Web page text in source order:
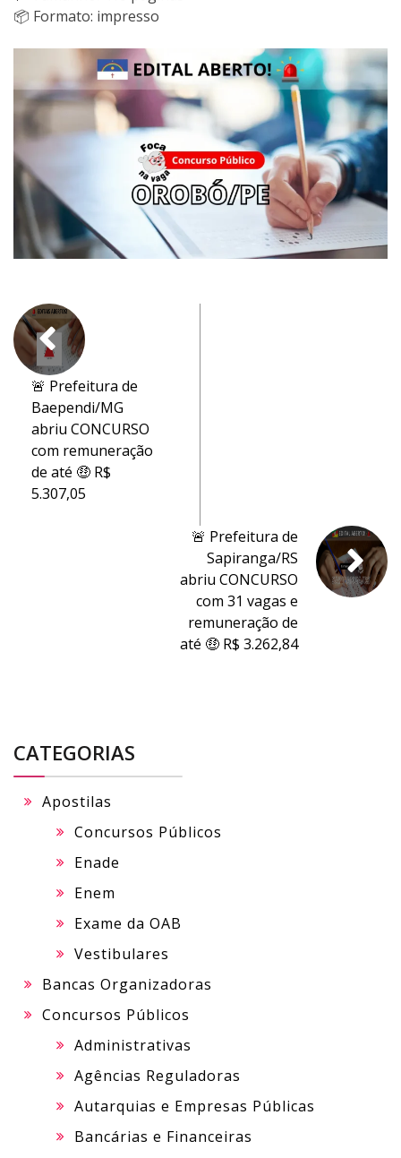
📦 Formato: impresso
🚨 Prefeitura de
Baependi/MG
abriu CONCURSO
com remuneração
de até 🤑 R$
5.307,05
🚨 Prefeitura de
Sapiranga/RS
abriu CONCURSO
com 31 vagas e
remuneração de
até 🤑 R$ 3.262,84
CATEGORIAS
Apostilas
Concursos Públicos
Enade
Enem
Exame da OAB
Vestibulares
Bancas Organizadoras
Concursos Públicos
Administrativas
Agências Reguladoras
Autarquias e Empresas Públicas
Bancárias e Financeiras